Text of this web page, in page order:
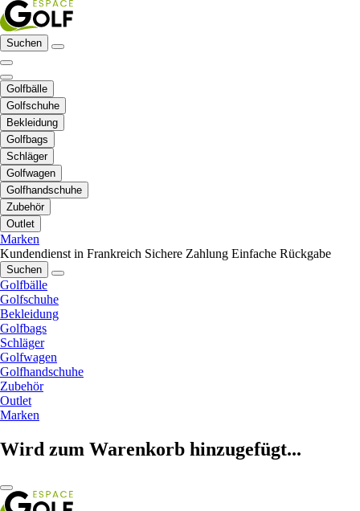
Suchen
Golfbälle
Golfschuhe
Bekleidung
Golfbags
Schläger
Golfwagen
Golfhandschuhe
Zubehör
Outlet
Marken
Kundendienst in Frankreich Sichere Zahlung Einfache Rückgabe
Suchen
Golfbälle
Golfschuhe
Bekleidung
Golfbags
Schläger
Golfwagen
Golfhandschuhe
Zubehör
Outlet
Marken
Wird zum Warenkorb hinzugefügt...